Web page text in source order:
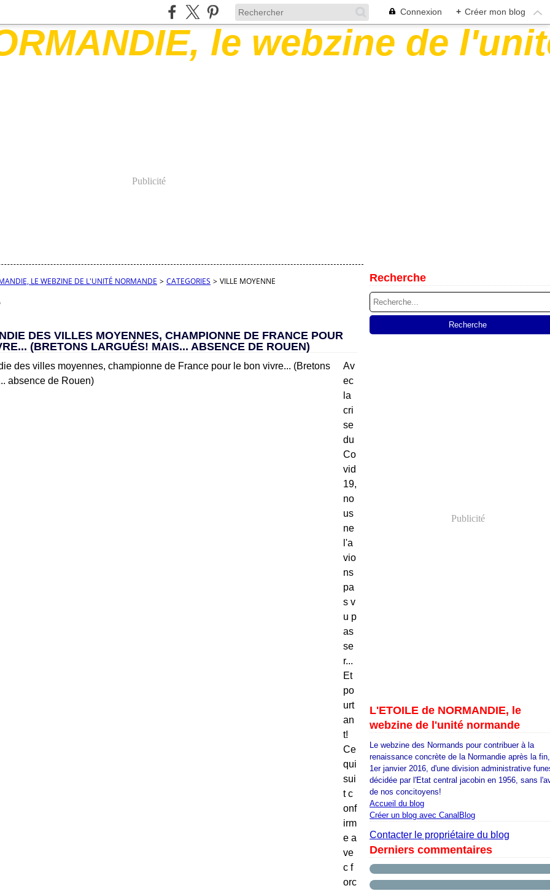
Connexion + Créer mon blog
Publicité
LE WEBZINE DE L'UNITÉ NORMANDE > CATEGORIES > VILLE MOYENNE
DES VILLES MOYENNES, CHAMPIONNE DE FRANCE POUR
(BRETONS LARGUÉS! MAIS... ABSENCE DE ROUEN)
Av
ec
la
cri
se
du
Co
vid
19,
no
us
ne
l'a
vio
ns
pa
s v
u p
as
se
r...
Et
po
urt
an
t!
Ce
qui
sui
t c
onf
irm
e a
ve
c f
orc
Recherche
Publicité
L'ETOILE de NORMANDIE, le
webzine de l'unité normande
Le webzine des Normands pour contribuer à la
renaissance concrète de la Normandie après la
1er janvier 2016, d'une division administrative
décidée par l'Etat central jacobin en 1956, sans
de nos concitoyens!
Accueil du blog
Créer un blog avec CanalBlog
Contacter le propriétaire du blog
Derniers commentaires